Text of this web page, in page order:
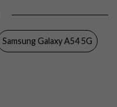
Brun
Samsung Galaxy A54 5G